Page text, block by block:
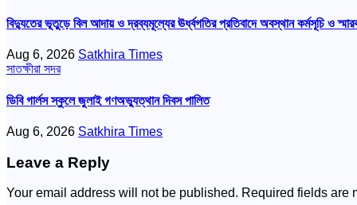
বিদ্যুতের ভূতুড়ে বিল আদায় ও দ্রব্যমূল্যের ঊর্ধ্বগতির প্রতিবাদে অবস্থান কর্মসূচি ও
Aug 6, 2026 Satkhira Times
সাতক্ষীরা সদর
ডিবি গার্লস স্কুলে জুলাই গণঅভ্যুত্থান দিবস পালিত
Aug 6, 2026 Satkhira Times
Leave a Reply
Your email address will not be published. Required fields are